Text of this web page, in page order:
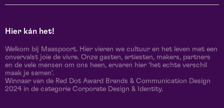
Hier kán het!
Welkom bij Maaspoort. Hier vieren we cultuur en het leven met een
onvervalst joie de vivre. Onze gasten, artiesten, makers, partners
en de vele mensen om ons heen, ervaren hier ‘het echte verschil
maak je samen’.
Winnaar van de Red Dot Award Brands & Communication Design
2024 in de categorie Corporate Design & Identity.